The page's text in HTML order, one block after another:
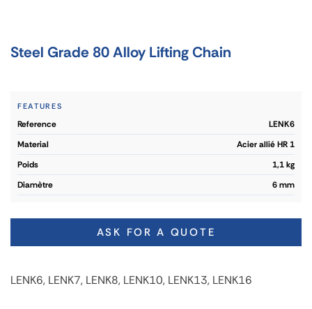
Steel Grade 80 Alloy Lifting Chain
FEATURES
reference
LENK6
material
Acier allié HR 1
poids
1,1 kg
diamètre
6 mm
ASK FOR A QUOTE
LENK6, LENK7, LENK8, LENK10, LENK13, LENK16